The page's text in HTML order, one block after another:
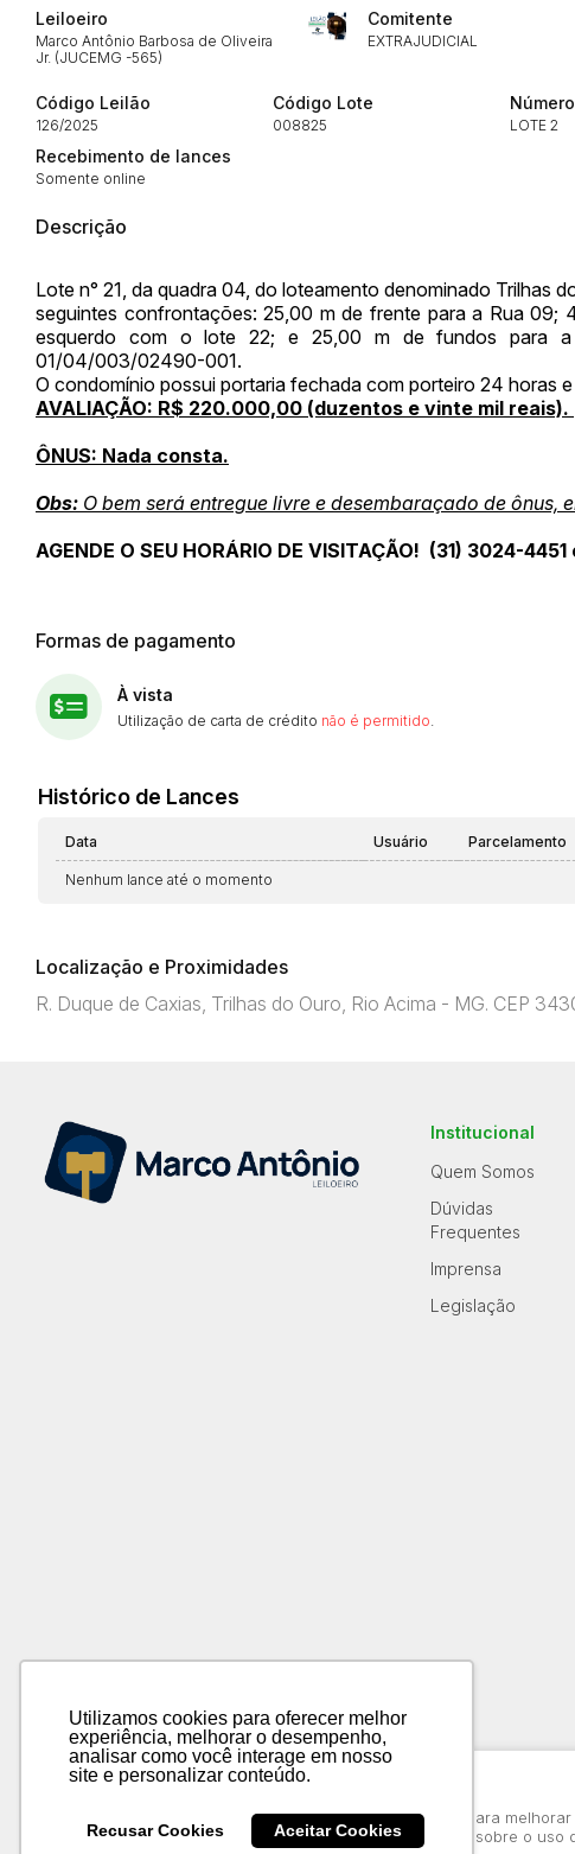
Utilizamos cookies para oferecer melhor
experiência, melhorar o desempenho,
analisar como você interage em nosso
site e personalizar conteúdo.
Recusar Cookies Aceitar Cookies
Leiloeiro
Marco Antônio Barbosa de Oliveira
Jr. (JUCEMG -565)
Comitente
EXTRAJUDICIAL
Código Leilão
126/2025
Código Lote
008825 LOTE 2
Recebimento de lances
Somente online
Descrição
Lote n° 21, da quadra 04, do loteamento denominado Trilhas
seguintes confrontações: 25,00 m de frente para a Rua
esquerdo com o lote 22; e 25,00 m de fundos para a
01/04/003/02490-001.
O condomínio possui portaria fechada com porteiro 24 horas
AVALIAÇÃO: R$ 220.000,00 (duzentos e vinte mil reais).
ÔNUS: Nada consta.
Obs: O bem será entregue livre e desembaraçado de ônus,
AGENDE O SEU HORÁRIO DE VISITAÇÃO! (31) 3024-
Formas de pagamento
À vista
Utilização de carta de crédito não é permitido.
Histórico de Lances
Data Usuário Parcelamento
Nenhum lance até o momento
Localização e Proximidades
R. Duque de Caxias, Trilhas do Ouro, Rio Acima - MG. CEP
Habilite-se para efetuar
Institucional
Quem Somos
Dúvidas
Frequentes
Imprensa
Legislação
Aviso de cookies
Utilizamos cookies para que o site possa funcionar, para
você, bem como para obter informações estatísticas sobre o uso